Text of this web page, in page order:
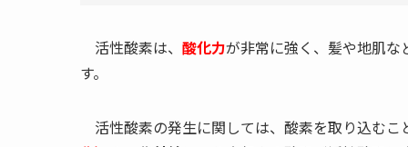
活性酸素は、 酸化力が非常に強く、髪や地肌な
す。
活性酸素の発生に関しては、酸素を取り込むこ